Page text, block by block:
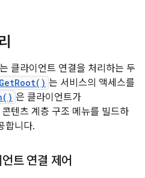
클라이언트 연결을 처리하는 두
는 서비스의 액세스를
은 클라이언트가
콘텐츠 계층 구조 메뉴를 빌드하
합니다.
트 연결 제어